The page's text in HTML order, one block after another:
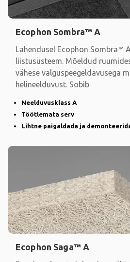
Ecophon Sombra™ A
Lahendusel Ecophon Sombra™
liistusüsteem. Mõeldud
vähese valguspeegeldavusega
helineelduvust. Sobib
Neelduvusklass A
Töötlemata serv
Lihtne paigaldada ja
Ecophon Saga™ A